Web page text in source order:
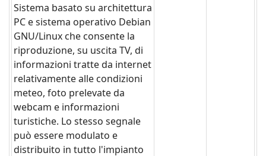
Sistema basato su architettura
PC e sistema operativo Debian
GNU/Linux che consente la
riproduzione, su uscita TV, di
informazioni tratte da internet
relativamente alle condizioni
meteo, foto prelevate da
webcam e informazioni
turistiche. Lo stesso segnale
può essere modulato e
distribuito in tutto l'impianto